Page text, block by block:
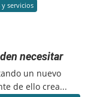
servicios
necesitar
un nuevo
de ello crea...